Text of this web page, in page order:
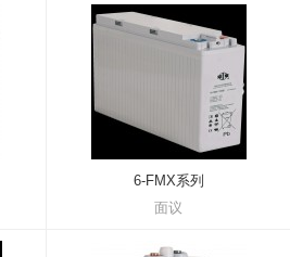
6-FMX系列
面议